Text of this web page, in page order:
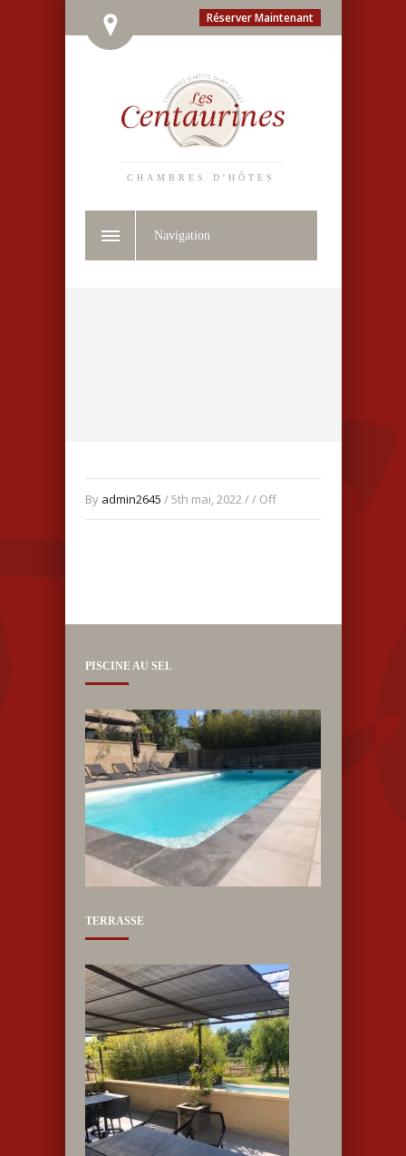
Réserver Maintenant
CHAMBRES D'HÔTES
Navigation
By admin2645 / 5th mai, 2022 / / Off
PISCINE AU SEL
TERRASSE